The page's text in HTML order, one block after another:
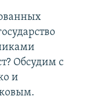
Обсудим с
и